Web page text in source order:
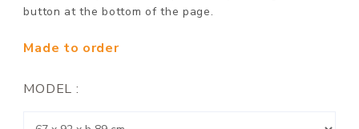
button at the bottom of the page.
Made to order
MODEL :